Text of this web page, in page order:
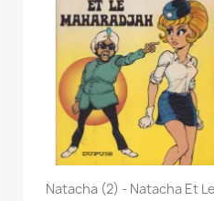
Quick view
Natacha (2) - Natacha Et